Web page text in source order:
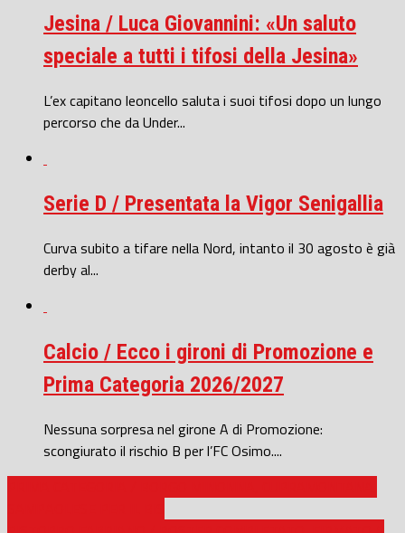
Jesina / Luca Giovannini: «Un saluto
speciale a tutti i tifosi della Jesina»
L’ex capitano leoncello saluta i suoi tifosi dopo un lungo
percorso che da Under...
Serie D / Presentata la Vigor Senigallia
Curva subito a tifare nella Nord, intanto il 30 agosto è già
derby al...
Calcio / Ecco i gironi di Promozione e
Prima Categoria 2026/2027
Nessuna sorpresa nel girone A di Promozione:
scongiurato il rischio B per l’FC Osimo....